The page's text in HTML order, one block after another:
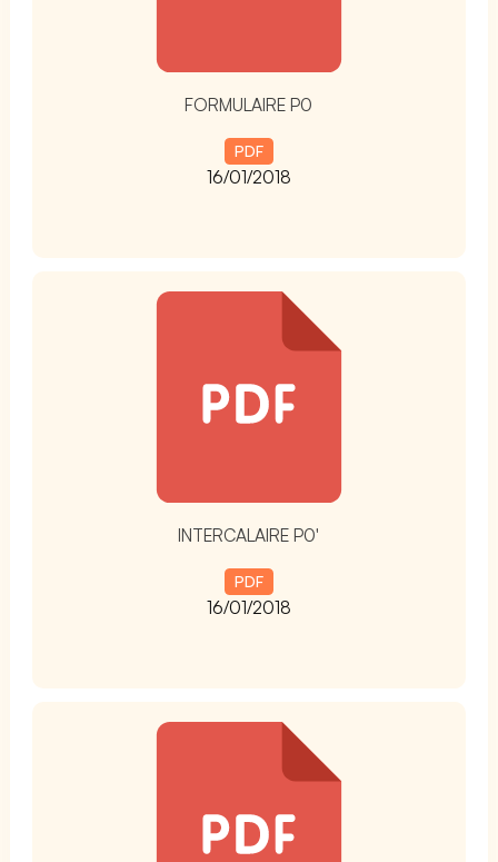
FORMULAIRE P0
PDF
16/01/2018
INTERCALAIRE P0'
PDF
16/01/2018